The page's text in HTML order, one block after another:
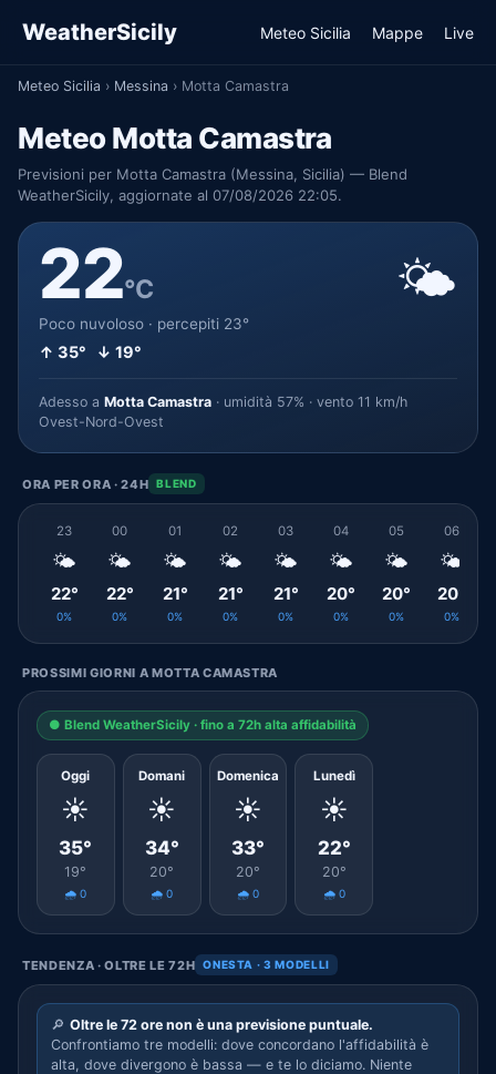
WeatherSicily Meteo Sicilia Mappe Live
Meteo Sicilia › Messina › Motta Camastra
Meteo Motta Camastra
Previsioni per Motta Camastra (Messina, Sicilia) — Blend
WeatherSicily, aggiornate al 07/08/2026 22:05.
22°C
Poco nuvoloso · percepiti 23°
↑ 35° ↓ 19°
🌤️
Adesso a Motta Camastra · umidità 57% · vento 11 km/h
Ovest-Nord-Ovest
ORA PER ORA · 24H BLEND
23
🌤️
22°
0%
00
🌤️
22°
0%
01
🌤️
21°
0%
02
🌤️
21°
0%
03
🌤️
21°
0%
04
🌤️
20°
0%
05
🌤️
20°
0%
06
🌤️
20°
0%
PROSSIMI GIORNI A MOTTA CAMASTRA
● Blend WeatherSicily · fino a 72h alta affidabilità
Oggi
☀️
35°
19°
🌧️ 0
Domani
☀️
34°
20°
🌧️ 0
Domenica
☀️
33°
20°
🌧️ 0
Lunedì
☀️
22°
20°
🌧️ 0
TENDENZA · OLTRE LE 72H ONESTA · 3 MODELLI
🔎 Oltre le 72 ore non è una previsione puntuale.
Confrontiamo tre modelli: dove concordano l'affidabilità è
alta, dove divergono è bassa — e te lo diciamo. Niente